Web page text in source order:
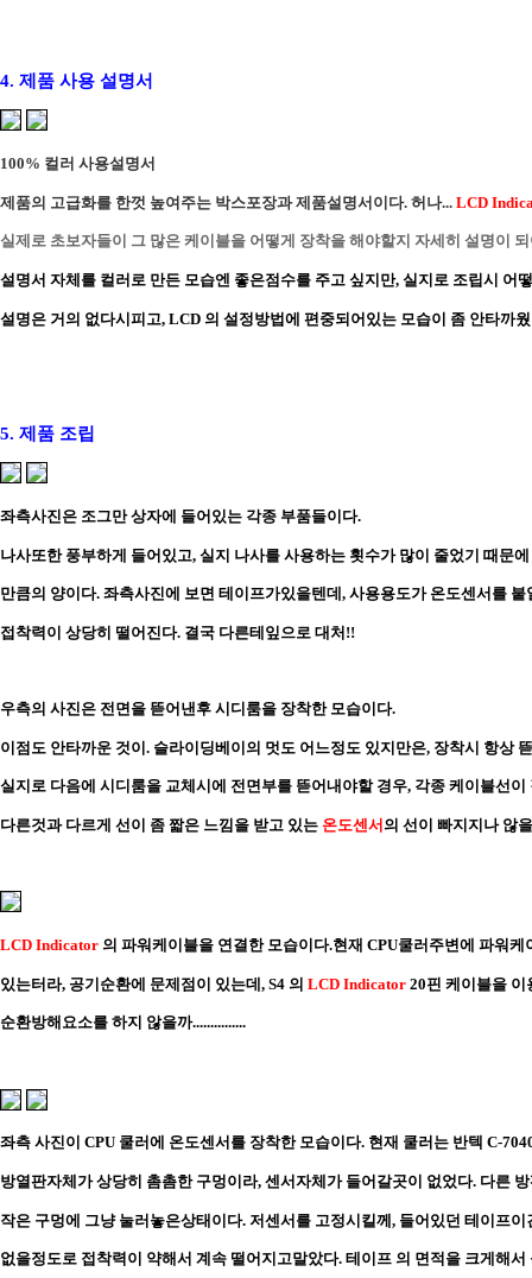
4. 제품 사용 설명서
100% 컬러 사용설명서
제품의 고급화를 한껏 높여주는 박스포장과 제품설명서이다. 허나... LCD
실제로 초보자들이 그 많은 케이블을 어떻게 장착을 해야할지 자세히 설명이
설명서 자체를 컬러로 만든 모습엔 좋은점수를 주고 싶지만, 실지로 조립시 어
설명은 거의 없다시피고, LCD 의 설정방법에 편중되어있는 모습이 좀 안타까
5. 제품 조립
좌측사진은 조그만 상자에 들어있는 각종 부품들이다.
나사또한 풍부하게 들어있고, 실지 나사를 사용하는 횟수가 많이 줄었기 때문
만큼의 양이다. 좌측사진에 보면 테이프가있을텐데, 사용용도가 온도센서를
접착력이 상당히 떨어진다. 결국 다른테잎으로 대처!!
우측의 사진은 전면을 뜯어낸후 시디룸을 장착한 모습이다.
이점도 안타까운 것이. 슬라이딩베이의 멋도 어느정도 있지만은, 장착시 항상
실지로 다음에 시디룸을 교체시에 전면부를 뜯어내야할 경우, 각종 케이블선
다른것과 다르게 선이 좀 짧은 느낌을 받고 있는 온도센서 의 선이 빠지지나 않
LCD Indicator 의 파워케이블을 연결한 모습이다.현재 CPU쿨러주변에 파워케
있는터라, 공기순환에 문제점이 있는데, S4 의 LCD Indicator 20핀 케이블을 이
순환방해요소를 하지 않을까...............
좌측 사진이 CPU 쿨러에 온도센서를 장착한 모습이다. 현재 쿨러는 반텍 C-
방열판자체가 상당히 촘촘한 구멍이라, 센서자체가 들어갈곳이 없었다. 다른
작은 구멍에 그냥 눌러놓은상태이다. 저센서를 고정시킬께, 들어있던 테이프
없을정도로 접착력이 약해서 계속 떨어지고말았다. 테이프 의 면적을 크게해